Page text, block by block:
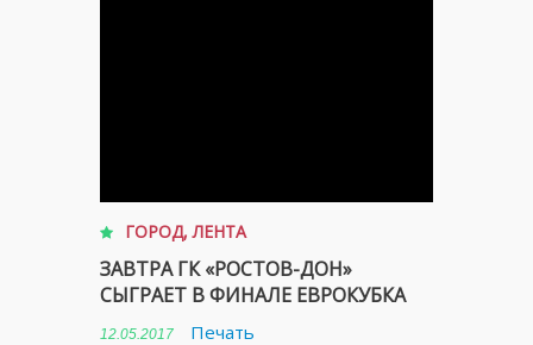
ГОРОД,ЛЕНТА
ЗАВТРА ГК «РОСТОВ-ДОН»
СЫГРАЕТ В ФИНАЛЕ ЕВРОКУБКА
12.05.2017
Печать